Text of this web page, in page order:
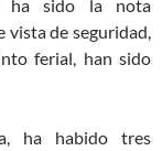
ha sido la nota
de seguridad,
ferial, han sido
ha habido tres